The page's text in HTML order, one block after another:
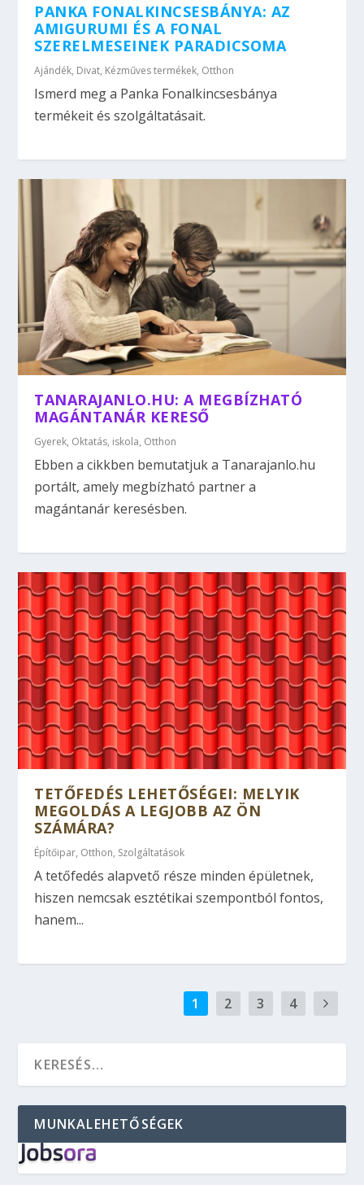
PANKA FONALKINCSESBÁNYA: AZ
AMIGURUMI ÉS A FONAL
SZERELMESEINEK PARADICSOMA
Ajándék, Divat, Kézműves termékek, Otthon
Ismerd meg a Panka Fonalkincsesbánya
termékeit és szolgáltatásait.
TANARAJANLO.HU: A MEGBÍZHATÓ
MAGÁNTANÁR KERESŐ
Gyerek, Oktatás, iskola, Otthon
Ebben a cikkben bemutatjuk a Tanarajanlo.hu
portált, amely megbízható partner a
magántanár keresésben.
TETŐFEDÉS LEHETŐSÉGEI: MELYIK
MEGOLDÁS A LEGJOBB AZ ÖN
SZÁMÁRA?
Építőipar, Otthon, Szolgáltatások
A tetőfedés alapvető része minden épületnek,
hiszen nemcsak esztétikai szempontból fontos,
hanem...
1 2 3 4
MUNKALEHETŐSÉGEK